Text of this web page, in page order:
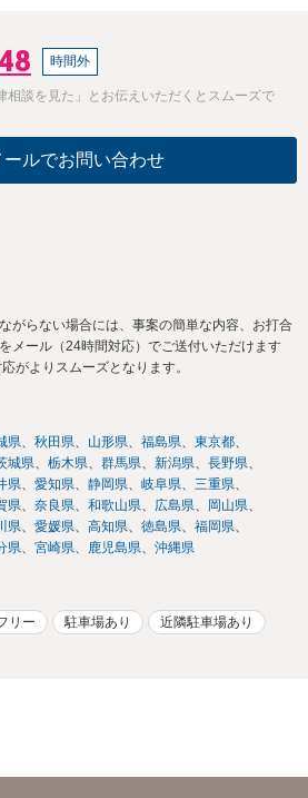
時間外
談を見た」とお伝えいただくとスムーズで
ールでお問い合わせ
がらない場合には、事案の簡単な内容、お打合
メール（24時間対応）でご送付いただけます
がよりスムーズとなります。
県 秋田県 山形県 福島県
東京都
城県 栃木県 群馬県 新潟県
長野県
県 愛知県 静岡県 岐阜県
三重県
県 奈良県 和歌山県 広島県
岡山県
県 愛媛県 高知県 徳島県
福岡県
県 宮崎県 鹿児島県 沖縄県
リー 駐車場あり
近隣駐車場あり